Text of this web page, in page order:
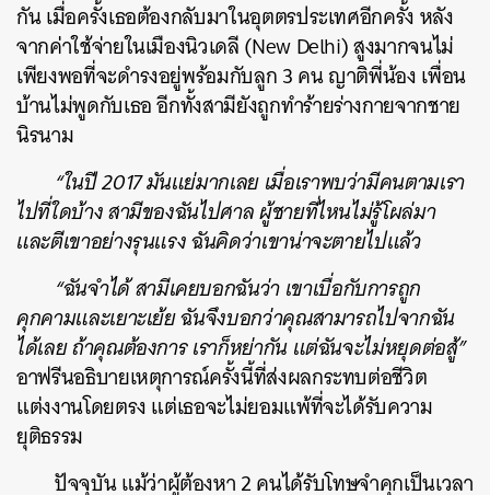
กัน เมื่อครั้งเธอต้องกลับมาในอุตตรประเทศอีกครั้ง หลัง
จากค่าใช้จ่ายในเมืองนิวเดลี (New Delhi) สูงมากจนไม่
เพียงพอที่จะดำรงอยู่พร้อมกับลูก 3 คน ญาติพี่น้อง เพื่อน
บ้านไม่พูดกับเธอ อีกทั้งสามียังถูกทำร้ายร่างกายจากชาย
นิรนาม
“ในปี 2017 มันแย่มากเลย เมื่อเราพบว่ามีคนตามเรา
ไปที่ใดบ้าง สามีของฉันไปศาล ผู้ชายที่ไหนไม่รู้โผล่มา
และตีเขาอย่างรุนแรง ฉันคิดว่าเขาน่าจะตายไปแล้ว
“ฉันจำได้ สามีเคยบอกฉันว่า เขาเบื่อกับการถูก
คุกคามและเยาะเย้ย ฉันจึงบอกว่าคุณสามารถไปจากฉัน
ได้เลย ถ้าคุณต้องการ เราก็หย่ากัน แต่ฉันจะไม่หยุดต่อสู้”
อาฟรีนอธิบายเหตุการณ์ครั้งนี้ที่ส่งผลกระทบต่อชีวิต
แต่งงานโดยตรง แต่เธอจะไม่ยอมแพ้ที่จะได้รับความ
ยุติธรรม
ปัจจุบัน แม้ว่าผู้ต้องหา 2 คนได้รับโทษจำคุกเป็นเวลา
SHARE TWEET LINE EMAIL